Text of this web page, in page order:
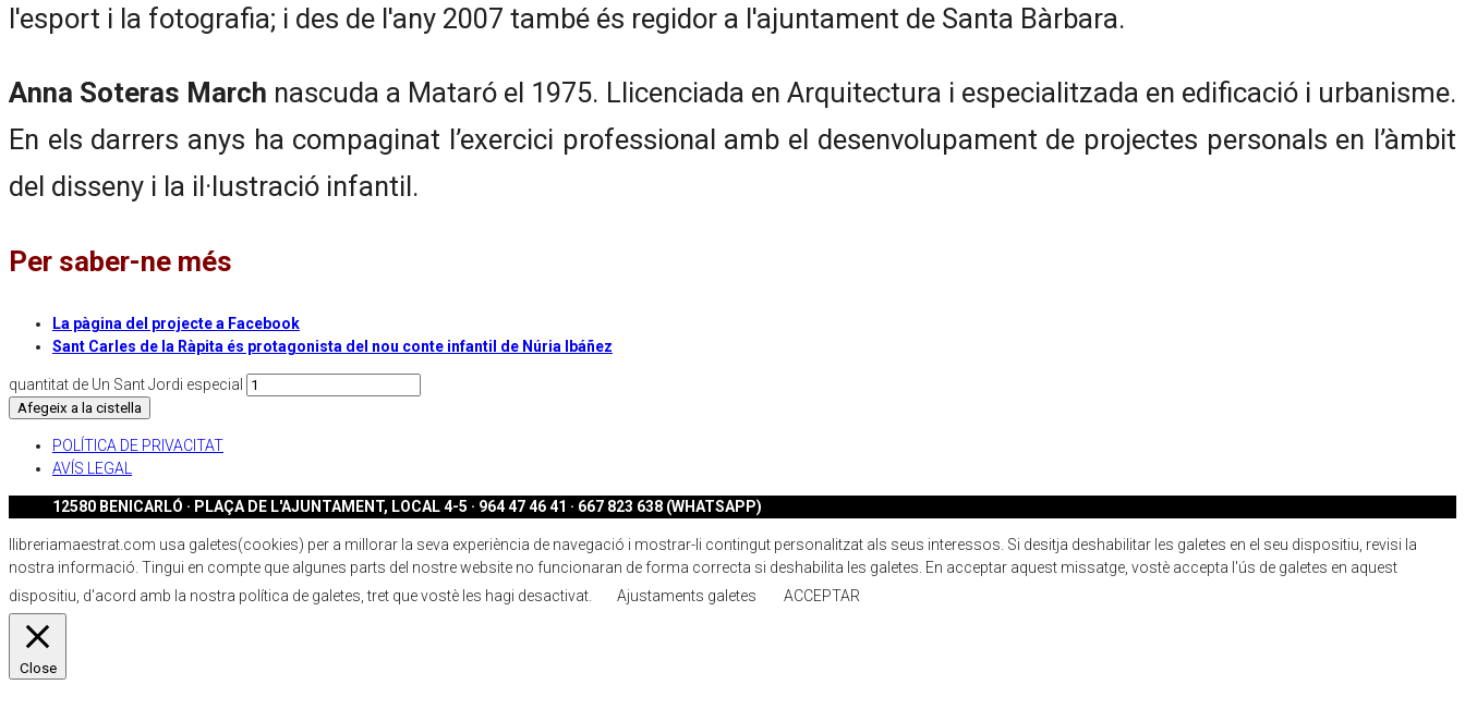
l'esport i la fotografia; i des de l'any 2007 també és regidor a l'ajuntament de Santa Bàrbara.
Anna Soteras March nascuda a Mataró el 1975. Llicenciada en Arquitectura i especialitzada en edificació i urbanisme.
En els darrers anys ha compaginat l’exercici professional amb el desenvolupament de projectes personals en l’àmbit
del disseny i la il·lustració infantil.
Per saber-ne més
La pàgina del projecte a Facebook
Sant Carles de la Ràpita és protagonista del nou conte infantil de Núria Ibáñez
quantitat de Un Sant Jordi especial
Afegeix a la cistella
POLÍTICA DE PRIVACITAT
AVÍS LEGAL
12580 BENICARLÓ · PLAÇA DE L'AJUNTAMENT, LOCAL 4-5 · 964 47 46 41 · 667 823 638 (WHATSAPP)
llibreriamaestrat.com usa galetes(cookies) per a millorar la seva experiència de navegació i mostrar-li contingut personalitzat als seus interessos. Si desitja deshabilitar les galetes en el seu dispositiu, revisi la
nostra informació. Tingui en compte que algunes parts del nostre website no funcionaran de forma correcta si deshabilita les galetes. En acceptar aquest missatge, vostè accepta l'ús de galetes en aquest
dispositiu, d'acord amb la nostra política de galetes, tret que vostè les hagi desactivat.
Ajustaments galetes ACCEPTAR
Close